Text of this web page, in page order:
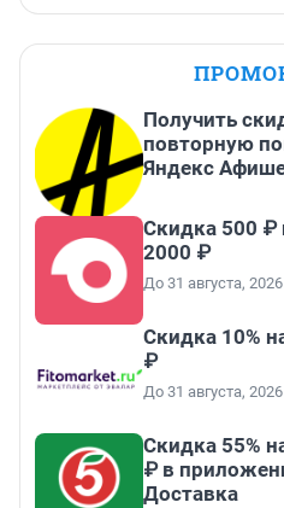
Получить
повторную
Яндекс
Скидка 500 ₽
2000 ₽
До 31 августа, 2026
Скидка 10%
₽
До 31 августа, 2026
Скидка 55%
₽ в
Доставка